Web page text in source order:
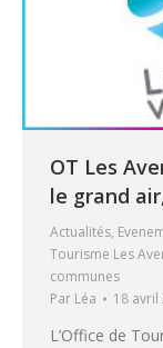
OT Les
le grand
Actualités,
Tourisme Les
communes
Par Léa 18 avril
L’Office de